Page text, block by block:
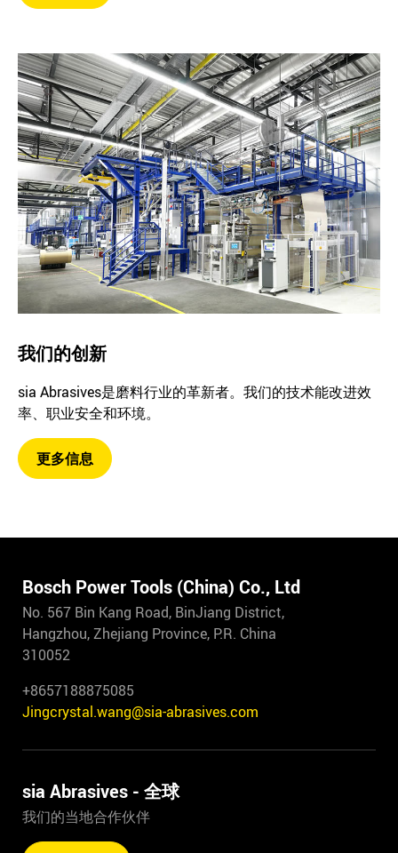
我们的创新
sia Abrasives是磨料行业的革新者。我们的技术能改进效
率、职业安全和环境。
更多信息
Bosch Power Tools (China) Co., Ltd
No. 567 Bin Kang Road, BinJiang District,
Hangzhou, Zhejiang Province, P.R. China
310052
+8657188875085
Jingcrystal.wang@sia-abrasives.com
sia Abrasives - 全球
我们的当地合作伙伴